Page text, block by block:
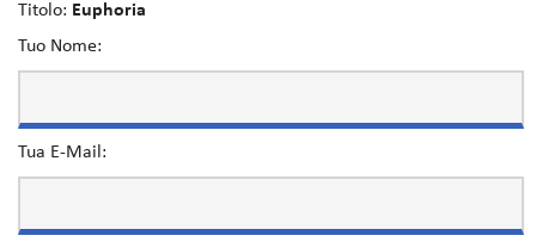
Titolo: Euphoria
Tuo Nome:
Tua E-Mail: